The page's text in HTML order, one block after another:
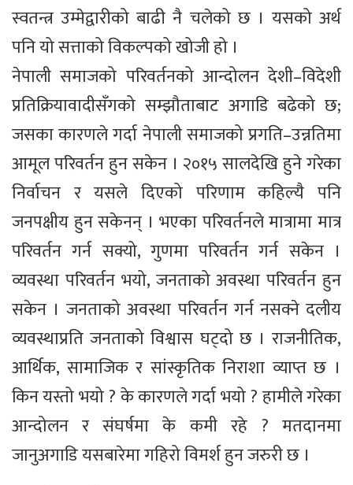
स्वतन्त्र उम्मेद्वारीको बाढी नै चलेको छ । यसको अर्थ
पनि यो सत्ताको विकल्पको खोजी हो ।
नेपाली समाजको परिवर्तनको आन्दोलन देशी–विदेशी
प्रतिक्रियावादीसँगको सम्झौताबाट अगाडि बढेको छ;
जसका कारणले गर्दा नेपाली समाजको प्रगति–उन्नतिमा
आमूल परिवर्तन हुन सकेन । २०१५ सालदेखि हुने गरेका
निर्वाचन र यसले दिएको परिणाम कहिल्यै पनि
जनपक्षीय हुन सकेनन् । भएका परिवर्तनले मात्रामा मात्र
परिवर्तन गर्न सक्यो, गुणमा परिवर्तन गर्न सकेन ।
व्यवस्था परिवर्तन भयो, जनताको अवस्था परिवर्तन हुन
सकेन । जनताको अवस्था परिवर्तन गर्न नसक्ने दलीय
व्यवस्थाप्रति जनताको विश्वास घट्दो छ । राजनीतिक,
आर्थिक, सामाजिक र सांस्कृतिक निराशा व्याप्त छ ।
किन यस्तो भयो ? के कारणले गर्दा भयो ? हामीले गरेका
आन्दोलन र संघर्षमा के कमी रहे ? मतदानमा
जानुअगाडि यसबारेमा गहिरो विमर्श हुन जरुरी छ ।